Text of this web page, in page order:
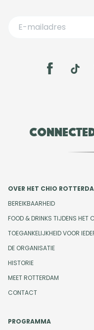
OVER HET CHIO
BEREIKBAARHEID
FOOD & DRINKS TIJDENS HET
TOEGANKELIJKHEID VOOR
DE ORGANISATIE
HISTORIE
MEET ROTTERDAM
CONTACT
PROGRAMMA